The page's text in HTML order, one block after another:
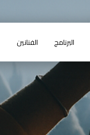
البرنامج الفنانين